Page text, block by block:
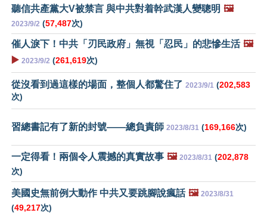
聽信共產黨大V被禁言 與中共對着幹武漢人變聰明 🖼️
2023/9/2 (57,487次)
催人淚下！中共「刃民政府」無視「忍民」的悲慘生活 🖼️
▶️ 2023/9/2 (261,619次)
從沒看到過這樣的場面，整個人都驚住了 2023/9/1 (202,583
次)
習總書記有了新的封號——總負責師 2023/8/31 (169,166次)
一定得看！兩個令人震撼的真實故事 🖼️ 2023/8/31 (202,878
次)
美國史無前例大動作 中共又要跳腳說瘋話 🖼️ 2023/8/31
(49,217次)